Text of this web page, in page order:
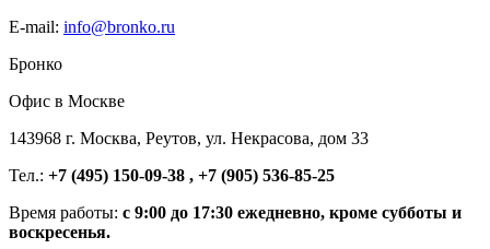
E-mail: info@bronko.ru
Бронко
Офис в Москве
143968 г. Москва, Реутов, ул. Некрасова, дом 33
Тел.: +7 (495) 150-09-38 , +7 (905) 536-85-25
Время работы: с 9:00 до 17:30 ежедневно, кроме субботы и
воскресенья.